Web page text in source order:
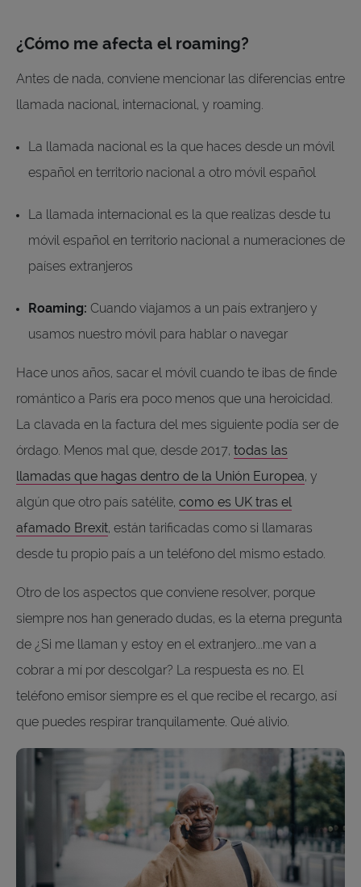
¿Cómo me afecta el roaming?
Antes de nada, conviene mencionar las diferencias entre
llamada nacional, internacional, y roaming.
La llamada nacional es la que haces desde un móvil
español en territorio nacional a otro móvil español
La llamada internacional es la que realizas desde tu
móvil español en territorio nacional a numeraciones de
países extranjeros
Roaming: Cuando viajamos a un país extranjero y
usamos nuestro móvil para hablar o navegar
Hace unos años, sacar el móvil cuando te ibas de finde
romántico a París era poco menos que una heroicidad.
La clavada en la factura del mes siguiente podía ser de
órdago. Menos mal que, desde 2017, todas las
llamadas que hagas dentro de la Unión Europea, y
algún que otro país satélite, como es UK tras el
afamado Brexit, están tarificadas como si llamaras
desde tu propio país a un teléfono del mismo estado.
Otro de los aspectos que conviene resolver, porque
siempre nos han generado dudas, es la eterna pregunta
de ¿Si me llaman y estoy en el extranjero...me van a
cobrar a mí por descolgar? La respuesta es no. El
teléfono emisor siempre es el que recibe el recargo, así
que puedes respirar tranquilamente. Qué alivio.